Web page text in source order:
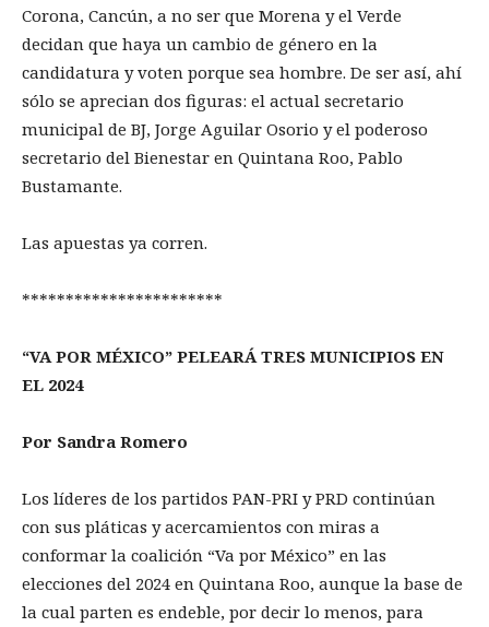
Corona, Cancún, a no ser que Morena y el Verde
decidan que haya un cambio de género en la
candidatura y voten porque sea hombre. De ser así, ahí
sólo se aprecian dos figuras: el actual secretario
municipal de BJ, Jorge Aguilar Osorio y el poderoso
secretario del Bienestar en Quintana Roo, Pablo
Bustamante.
Las apuestas ya corren.
***********************
“VA POR MÉXICO” PELEARÁ TRES MUNICIPIOS EN
EL 2024
Por Sandra Romero
Los líderes de los partidos PAN-PRI y PRD continúan
con sus pláticas y acercamientos con miras a
conformar la coalición “Va por México” en las
elecciones del 2024 en Quintana Roo, aunque la base de
la cual parten es endeble, por decir lo menos, para